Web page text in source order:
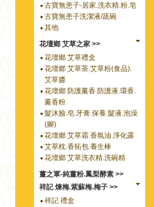
古寶無患子-居家.洗衣精.粉.皂
古寶無患子洗潔液/蔬碗
其他
花壇鄉 艾草之家 >>
花壇鄉 艾草禮盒
花壇郷 艾草茶.艾草粉(食品).
艾草醬
花壇鄉 防護薰香.防護液.環香.
薰香粉
髮沐臉.皂.牙膏.保養.髮液.泡澡
(腳)
花壇鄉 艾草霜.香氛油.淨化露
艾草枕.香拓包.養生棒
花壇鄉 艾草洗衣精.洗碗精
薑之軍-純薑粉.鳳梨酵素 >>
祥記 煉梅.紫蘇梅.梅子 >>
祥記 禮盒